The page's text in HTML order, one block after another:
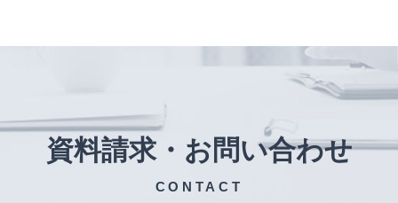
資料請求・お問い合わせ
CONTACT